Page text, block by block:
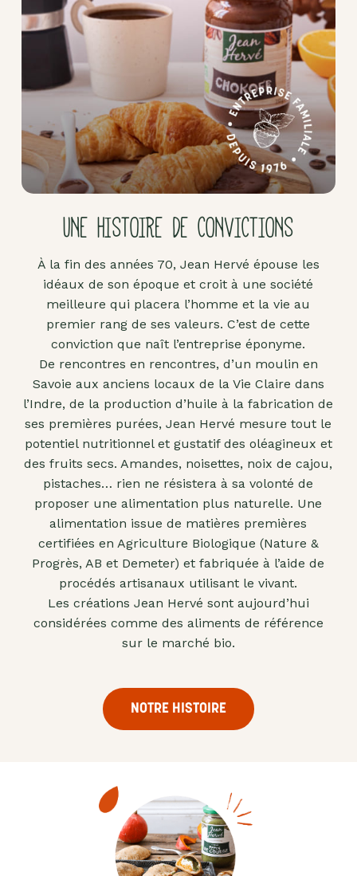
UNE HISTOIRE DE CONVICTIONS
À la fin des années 70, Jean Hervé épouse les
idéaux de son époque et croit à une société
meilleure qui placera l’homme et la vie au
premier rang de ses valeurs. C’est de cette
conviction que naît l’entreprise éponyme.
De rencontres en rencontres, d’un moulin en
Savoie aux anciens locaux de la Vie Claire dans
l’Indre, de la production d’huile à la fabrication de
ses premières purées, Jean Hervé mesure tout le
potentiel nutritionnel et gustatif des oléagineux et
des fruits secs. Amandes, noisettes, noix de cajou,
pistaches… rien ne résistera à sa volonté de
proposer une alimentation plus naturelle. Une
alimentation issue de matières premières
certifiées en Agriculture Biologique (Nature &
Progrès, AB et Demeter) et fabriquée à l’aide de
procédés artisanaux utilisant le vivant.
Les créations Jean Hervé sont aujourd’hui
considérées comme des aliments de référence
sur le marché bio.
NOTRE HISTOIRE
Pâte
d'amande
Pâtes à
tartiner
Produits
lacto-
fermentés
Produits
Purées
fruits
secs
Purées
sucrées
dites
"confits"
Livres
Anti-
gaspi
Promotions